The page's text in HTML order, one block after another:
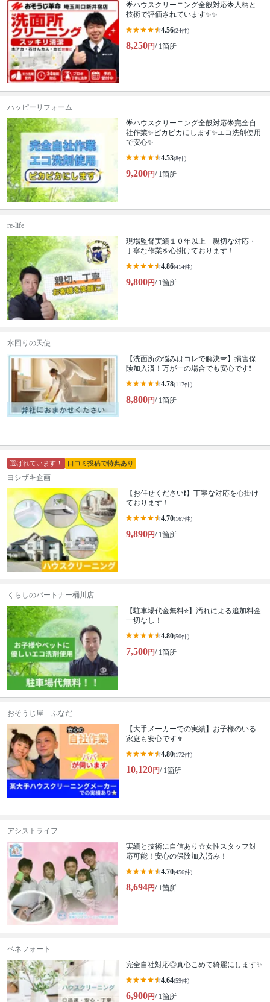
🌟ハウスクリーニング全般対応🌟人柄と
技術で評価されています✨✨
4.56(24件)
8,250円/ 1箇所
ハッピーリフォーム
🌟ハウスクリーニング全般対応🌟完全自
社作業✨️ピカピカにします✨️エコ洗剤使用
で安心✨
4.53(8件)
9,200円/ 1箇所
re-life
現場監督実績１０年以上 親切な対応・
丁寧な作業を心掛けております！
4.86(414件)
9,800円/ 1箇所
水回りの天使
【洗面所の悩みはコレで解決🪽】損害保
険加入済！万が一の場合でも安心です❗️
4.78(117件)
8,800円/ 1箇所
選ばれています！ 口コミ投稿で特典あり
ヨシザキ企画
【お任せください❗️】丁寧な対応を心掛け
ております！
4.70(167件)
9,890円/ 1箇所
くらしのパートナー桶川店
【駐車場代金無料⭐️】汚れによる追加料金
一切なし！
4.80(50件)
7,500円/ 1箇所
おそうじ屋 ふなだ
【大手メーカーでの実績】お子様のいる
家庭も安心です👨
4.80(172件)
10,120円/ 1箇所
アシストライフ
実績と技術に自信あり☆女性スタッフ対
応可能！安心の保険加入済み！
4.70(456件)
8,694円/ 1箇所
ベネフォート
完全自社対応◎真心こめて綺麗にします✨
4.64(59件)
6,900円/ 1箇所